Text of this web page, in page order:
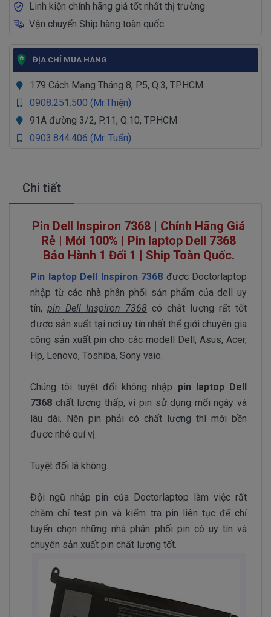
Linh kiện chính hãng giá tốt nhất thị trường
Vận chuyển Ship hàng toàn quốc
ĐỊA CHỈ MUA HÀNG
179 Cách Mạng Tháng 8, P.5, Q.3, TP.HCM
0908.251.500 (Mr.Thiện)
91A đường 3/2, P.11, Q.10, TP.HCM
0903.844.406 (Mr. Tuấn)
Chi tiết
Pin Dell Inspiron 7368 | Chính Hãng Giá
Rẻ | Mới 100% | Pin laptop Dell 7368
Bảo Hành 1 Đổi 1 | Ship Toàn Quốc.
Pin laptop Dell Inspiron 7368 được Doctorlaptop
nhập từ các nhà phân phối sản phẩm của dell uy
tín, pin Dell Inspiron 7368 có chất lượng rất tốt
được sản xuất tại nơi uy tín nhất thế giới chuyên gia
công sản xuất pin cho các modell Dell, Asus, Acer,
Hp, Lenovo, Toshiba, Sony vaio.
Chúng tôi tuyệt đối không nhập pin laptop Dell
7368 chất lượng thấp, vì pin sử dụng mổi ngày và
lâu dài. Nên pin phải có chất lượng thì mới bền
được nhé quí vị.
Tuyệt đối là không.
Đội ngũ nhập pin của Doctorlaptop làm việc rất
chăm chỉ test pin và kiểm tra pin liên tục để chỉ
tuyển chọn những nhà phân phối pin có uy tín và
chuyên sản xuất pin chất lượng tốt.